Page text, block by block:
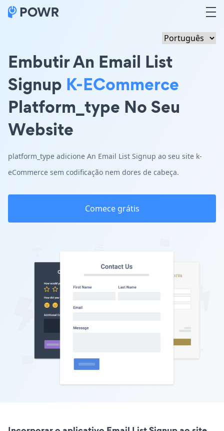
Embutir An Email List
Signup K-ECommerce
Platform_type No Seu
Website
platform_type adicione An Email List Signup ao seu site k-
eCommerce sem codificação nem dores de cabeça.
Comece grátis